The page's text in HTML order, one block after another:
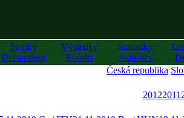
Startky
Declaration
Výsledky
Results
Statistiky
Statistics
Česká republika
20122011